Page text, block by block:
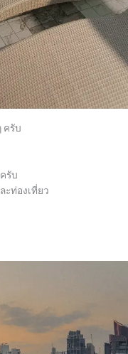
ครับ
รับ
ะท่องเที่ยว